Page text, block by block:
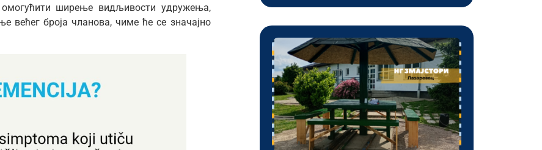
ширење видљивости удружења,
већег броја чланова, чиме ће се значајно